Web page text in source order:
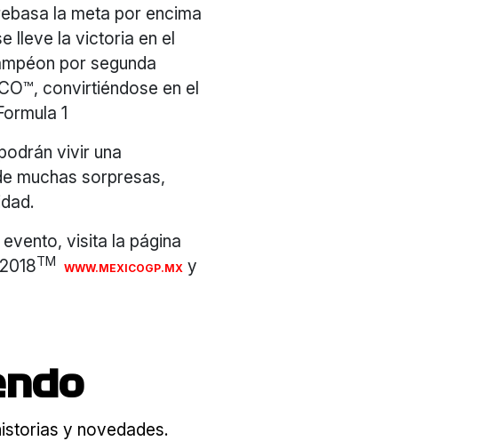
la meta por encima
lleve la victoria en el
por segunda
convirtiéndose en el
1
vivir una
muchas sorpresas,
visita la página
TM WWW.MEXICOGP.MX y
y novedades.